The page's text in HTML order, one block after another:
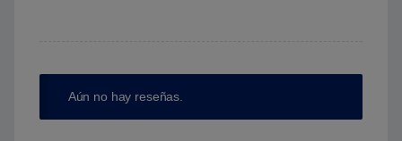
Aún no hay reseñas.